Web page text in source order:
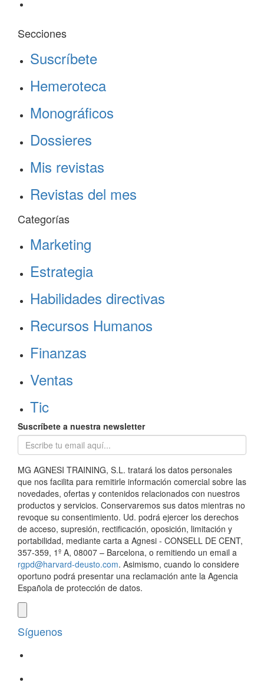
Secciones
Suscríbete
Hemeroteca
Monográficos
Dossieres
Mis revistas
Revistas del mes
Categorías
Marketing
Estrategia
Habilidades directivas
Recursos Humanos
Finanzas
Ventas
Tic
Suscríbete a nuestra newsletter
MG AGNESI TRAINING, S.L. tratará los datos personales
que nos facilita para remitirle información comercial sobre las
novedades, ofertas y contenidos relacionados con nuestros
productos y servicios. Conservaremos sus datos mientras no
revoque su consentimiento. Ud. podrá ejercer los derechos
de acceso, supresión, rectificación, oposición, limitación y
portabilidad, mediante carta a Agnesi - CONSELL DE CENT,
357-359, 1º A, 08007 – Barcelona, o remitiendo un email a
rgpd@harvard-deusto.com. Asimismo, cuando lo considere
oportuno podrá presentar una reclamación ante la Agencia
Española de protección de datos.
Síguenos